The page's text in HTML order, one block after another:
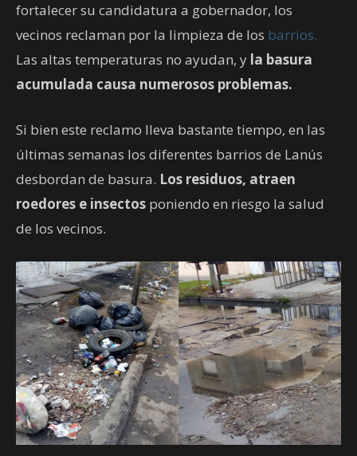
fortalecer su candidatura a gobernador, los
vecinos reclaman por la limpieza de los barrios.
Las altas temperaturas no ayudan, y la basura
acumulada causa numerosos problemas.
Si bien este reclamo lleva bastante tiempo, en las
últimas semanas los diferentes barrios de Lanús
desbordan de basura. Los residuos, atraen
roedores e insectos poniendo en riesgo la salud
de los vecinos.